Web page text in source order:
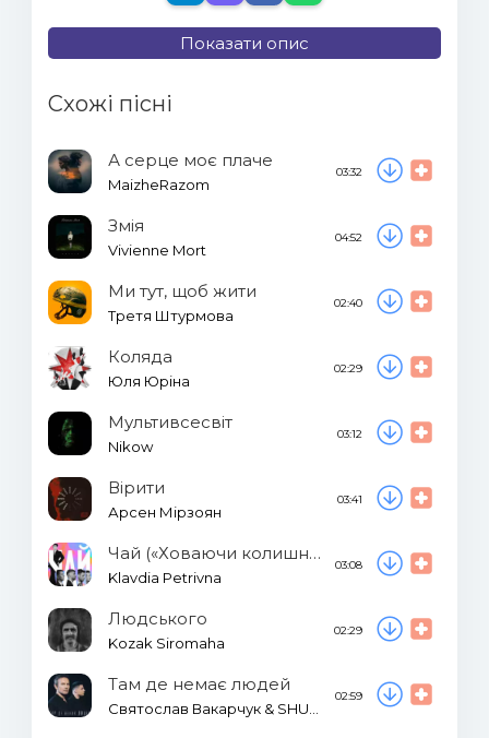
Показати опис
Схожі пісні
А серце моє плаче
MaizheRazom
03:32
Змія
Vivienne Mort
04:52
Ми тут, щоб жити
Третя Штурмова
02:40
Коляда
Юля Юріна
02:29
Мультивсесвіт
Nikow
03:12
Вірити
Арсен Мірзоян
03:41
Чай («Ховаючи колишню»)
Klavdia Petrivna
03:08
Людського
Kozak Siromaha
02:29
Там де немає людей
02:59